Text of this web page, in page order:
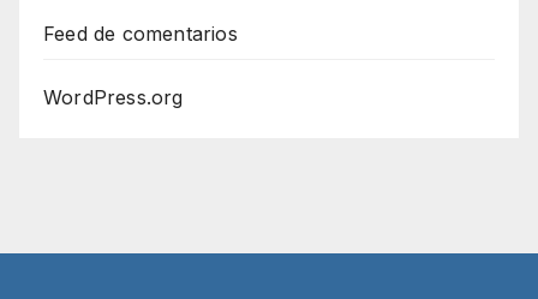
Feed de comentarios
WordPress.org